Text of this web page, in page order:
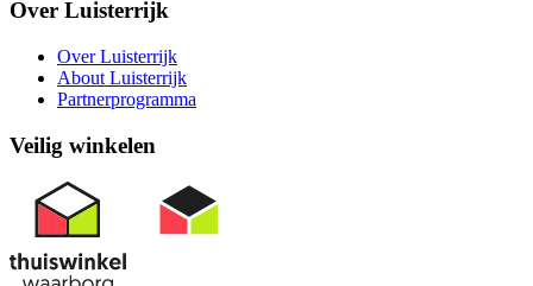
Over Luisterrijk
Over Luisterrijk
About Luisterrijk
Partnerprogramma
Veilig winkelen